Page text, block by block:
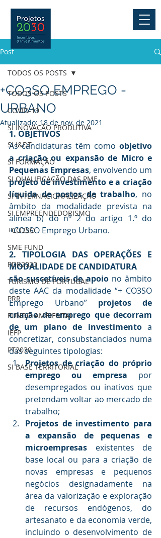
Post
TODOS OS POSTS
COVID-19
SI INOVAÇÃO PRODUTIVA
SI I&DT
SI FORMAÇÃO
SI QUALIFICAÇÃO DAS PME
SI INTERNACIONALIZAÇÃO
SI EMPREENDEDORISMO
+CO3SO
SME FUND
PDR2020
TURISMO DE PORTUGAL
PRR
FUNDO AMBIENTAL
IEFP
PT2030
SI BASE TERRITORIAL
TODOS OS POSTS
+CO3SO EMPREGO -
URBANO
Atualizado: 18 de nov. de 2021
1. OBJETIVOS
As candidaturas têm como objetivo
a criação ou expansão de Micro e
Pequenas Empresas
projeto de investimento e a criação
líquida de postos de trabalho, no
âmbito da modalidade prevista na
alínea b) do nº 2 do artigo 1.º do
+CO3SO Emprego Urbano.
2. TIPOLOGIA DAS OPERAÇÕES E
MODALIDADE DE CANDIDATURA
são suscetíveis de apoio no âmbito
deste AAC da modalidade “+ CO3SO
Emprego Urbano” projetos de
criação de emprego que decorram
de um plano de investimento a
concretizar, consubstanciados numa
das seguintes tipologias:
Projetos de criação do próprio
emprego ou empresa por
desempregados ou inativos que
pretendam voltar ao mercado de
trabalho;
Projetos de investimento para
a expansão de pequenas e
microempresas existentes de
base local ou para a criação de
novas empresas e pequenos
negócios designadamente na
área da valorização e exploração
de recursos endógenos, do
artesanato e da economia verde,
incluindo o desenvolvimento de